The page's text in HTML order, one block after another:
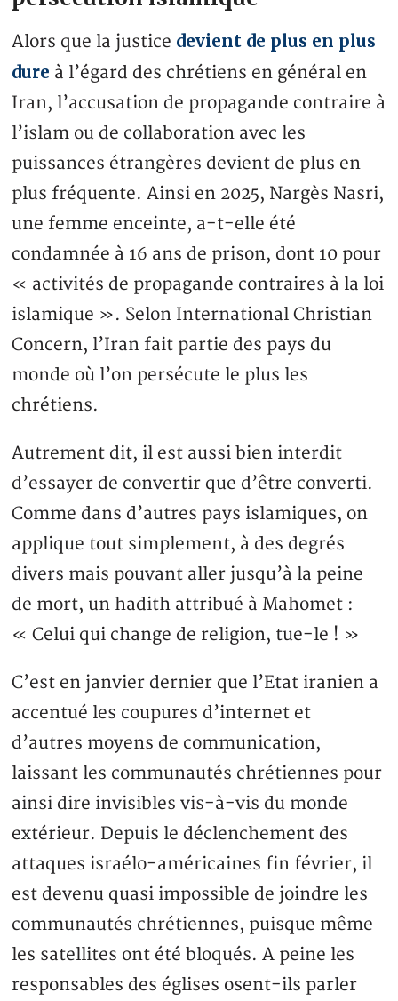
Alors que la justice devient de plus en plus
dure à l’égard des chrétiens en général en
Iran, l’accusation de propagande contraire à
l’islam ou de collaboration avec les
puissances étrangères devient de plus en
plus fréquente. Ainsi en 2025, Nargès Nasri,
une femme enceinte, a-t-elle été
condamnée à 16 ans de prison, dont 10 pour
« activités de propagande contraires à la loi
islamique ». Selon International Christian
Concern, l’Iran fait partie des pays du
monde où l’on persécute le plus les
chrétiens.
Autrement dit, il est aussi bien interdit
d’essayer de convertir que d’être converti.
Comme dans d’autres pays islamiques, on
applique tout simplement, à des degrés
divers mais pouvant aller jusqu’à la peine
de mort, un hadith attribué à Mahomet :
« Celui qui change de religion, tue-le ! »
C’est en janvier dernier que l’Etat iranien a
accentué les coupures d’internet et
d’autres moyens de communication,
laissant les communautés chrétiennes pour
ainsi dire invisibles vis-à-vis du monde
extérieur. Depuis le déclenchement des
attaques israélo-américaines fin février, il
est devenu quasi impossible de joindre les
communautés chrétiennes, puisque même
les satellites ont été bloqués. A peine les
responsables des églises osent-ils parler